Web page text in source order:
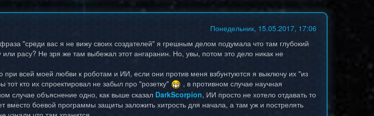
Понедельник, 15.05.2017, 17:06
"среди вас я не вижу своих создателей" я грешным делом подумала что там глубокий
расу? Не зря же там выбежал этот ангаранин. Но, увы, потом это дело никак не
всей моей любви к роботам и ИИ, если они против меня взбунтуются я выключу их "из
тот кто их спроектировал не забыл про "розетку"
, в противном случае научная
случае объяснение одно, как выше сказал DarkScorpion, ИИ просто не хотело отдавать то
вместо боевой программы защиты заложить хитрость для начала, а там уж и пострелять